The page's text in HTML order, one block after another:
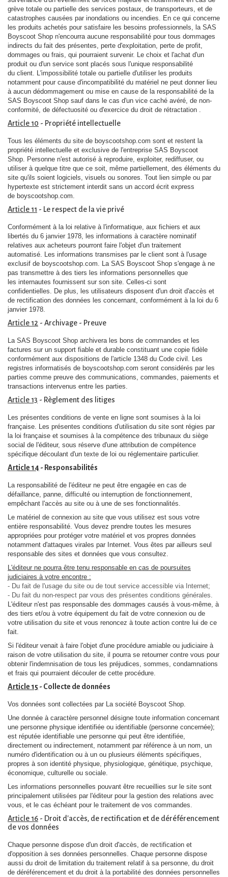
grève totale ou partielle des services postaux, de transporteurs, et de
catastrophes causées par inondations ou incendies. En ce qui concerne
les produits achetés pour satisfaire les besoins professionnels, la SAS
Boyscoot Shop n'encourra aucune responsabilité pour tous dommages
indirects du fait des présentes, perte d'exploitation, perte de profit,
dommages ou frais, qui pourraient survenir. Le choix et l'achat d'un
produit ou d'un service sont placés sous l'unique responsabilité
du client. L'impossibilité totale ou partielle d'utiliser les produits
notamment pour cause d'incompatibilité du matériel ne peut donner lieu
à aucun dédommagement ou mise en cause de la responsabilité de la
SAS Boyscoot Shop sauf dans le cas d'un vice caché avéré, de non-
conformité, de défectuosité ou d'exercice du droit de rétractation .
Article 10 - Propriété intellectuelle
Tous les éléments du site de boyscootshop.com sont et restent la
propriété intellectuelle et exclusive de l'entreprise SAS Boyscoot
Shop. Personne n'est autorisé à reproduire, exploiter, rediffuser, ou
utiliser à quelque titre que ce soit, même partiellement, des éléments du
site qu'ils soient logiciels, visuels ou sonores. Tout lien simple ou par
hypertexte est strictement interdit sans un accord écrit express
de boyscootshop.com.
Article 11 - Le respect de la vie privé
Conformément à la loi relative à l'informatique, aux fichiers et aux
libertés du 6 janvier 1978, les informations à caractère nominatif
relatives aux acheteurs pourront faire l'objet d'un traitement
automatisé. Les informations transmises par le client sont à l'usage
exclusif de boyscootshop.com. La SAS Boyscoot Shop s'engage à ne
pas transmettre à des tiers les informations personnelles que
les internautes fournissent sur son site. Celles-ci sont
confidentielles. De plus, les utilisateurs disposent d'un droit d'accès et
de rectification des données les concernant, conformément à la loi du 6
janvier 1978.
Article 12 - Archivage - Preuve
La SAS Boyscoot Shop archivera les bons de commandes et les
factures sur un support fiable et durable constituant une copie fidèle
conformément aux dispositions de l'article 1348 du Code civil. Les
registres informatisés de boyscootshop.com seront considérés par les
parties comme preuve des communications, commandes, paiements et
transactions intervenus entre les parties.
Article 13 - Règlement des litiges
Les présentes conditions de vente en ligne sont soumises à la loi
française. Les présentes conditions d'utilisation du site sont régies par
la loi française et soumises à la compétence des tribunaux du siège
social de l'éditeur, sous réserve d'une attribution de compétence
spécifique découlant d'un texte de loi ou réglementaire particulier.
Article 14 - Responsabilités
La responsabilité de l'éditeur ne peut être engagée en cas de
défaillance, panne, difficulté ou interruption de fonctionnement,
empêchant l'accès au site ou à une de ses fonctionnalités.
Le matériel de connexion au site que vous utilisez est sous votre
entière responsabilité. Vous devez prendre toutes les mesures
appropriées pour protéger votre matériel et vos propres données
notamment d'attaques virales par Internet. Vous êtes par ailleurs seul
responsable des sites et données que vous consultez.
L'éditeur ne pourra être tenu responsable en cas de poursuites
judiciaires à votre encontre :
- Du fait de l'usage du site ou de tout service accessible via Internet;
- Du fait du non-respect par vous des présentes conditions générales.
L'éditeur n'est pas responsable des dommages causés à vous-même, à
des tiers et/ou à votre équipement du fait de votre connexion ou de
votre utilisation du site et vous renoncez à toute action contre lui de ce
fait.
Si l'éditeur venait à faire l'objet d'une procédure amiable ou judiciaire à
raison de votre utilisation du site, il pourra se retourner contre vous pour
obtenir l'indemnisation de tous les préjudices, sommes, condamnations
et frais qui pourraient découler de cette procédure.
Article 15 - Collecte de données
Vos données sont collectées par La société Boyscoot Shop.
Une donnée à caractère personnel désigne toute information concernant
une personne physique identifiée ou identifiable (personne concernée);
est réputée identifiable une personne qui peut être identifiée,
directement ou indirectement, notamment par référence à un nom, un
numéro d'identification ou à un ou plusieurs éléments spécifiques,
propres à son identité physique, physiologique, génétique, psychique,
économique, culturelle ou sociale.
Les informations personnelles pouvant être recueillies sur le site sont
principalement utilisées par l'éditeur pour la gestion des relations avec
vous, et le cas échéant pour le traitement de vos commandes.
Article 16 - Droit d'accès, de rectification et de déréférencement
de vos données
Chaque personne dispose d'un droit d'accès, de rectification et
d'opposition à ses données personnelles. Chaque personne dispose
aussi du droit de limitation du traitement relatif à sa personne, du droit
de déréférencement et du droit à la portabilité des données personnelles